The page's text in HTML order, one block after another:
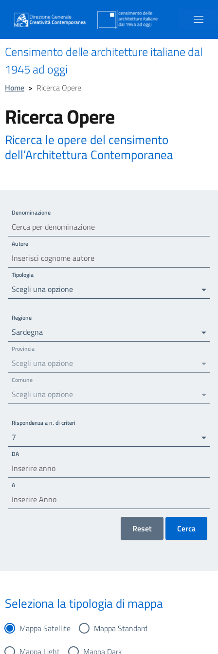
Censimento delle architetture italiane dal
1945 ad oggi
Home > Ricerca Opere
Ricerca Opere
Ricerca le opere del censimento
dell’Architettura Contemporanea
Denominazione
Autore
Tipologia
Scegli una opzione
Regione
Sardegna
Provincia
Scegli una opzione
Comune
Scegli una opzione
Rispondenza a n. di criteri
7
DA
A
Reset Cerca
Seleziona la tipologia di mappa
Mappa Satellite
Mappa Standard
Mappa Light
Mappa Dark